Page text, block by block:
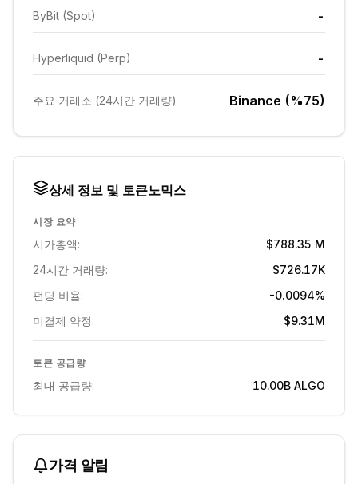
ByBit (Spot) -
Hyperliquid (Perp) -
주요 거래소 (24시간 거래량) Binance (%75)
상세 정보 및 토큰노믹스
시장 요약
시가총액:
$788.35 M
24시간 거래량:
$726.17K
펀딩 비율:
-0.0094%
미결제 약정:
$9.31M
토큰 공급량
최대 공급량: 10.00B ALGO
가격 알림